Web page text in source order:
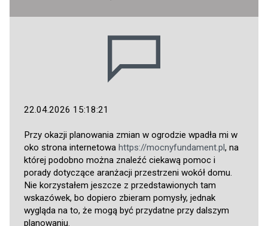
22.04.2026 15:18:21
Przy okazji planowania zmian w ogrodzie wpadła mi w
oko strona internetowa https://mocnyfundament.pl , na
której podobno można znaleźć ciekawą pomoc i
porady dotyczące aranżacji przestrzeni wokół domu.
Nie korzystałem jeszcze z przedstawionych tam
wskazówek, bo dopiero zbieram pomysły, jednak
wygląda na to, że mogą być przydatne przy dalszym
planowaniu.